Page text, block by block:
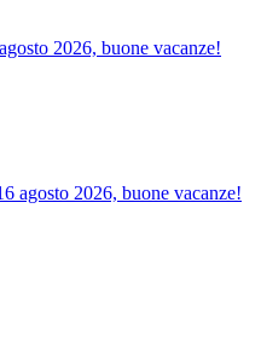
agosto 2026, buone vacanze!